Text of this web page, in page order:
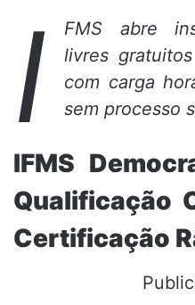
I
FMS abre
livres
com carga
sem processo
IFMS
Qualificação
Certificação